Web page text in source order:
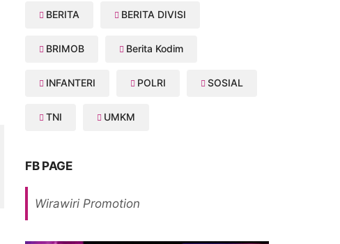
BERITA BERITA DIVISI
BRIMOB Berita Kodim
INFANTERI POLRI SOSIAL
TNI UMKM
FB PAGE
Wirawiri Promotion